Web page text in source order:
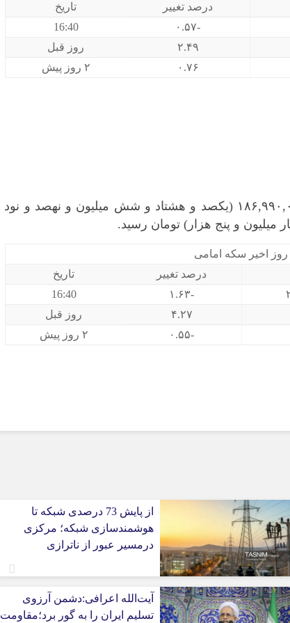
درصد تغییر
تاریخ
-۰.۵۷
16:40
۲.۴۹
روز قبل
۰.۷۶ ۲ روز پیش
سکه امامی امروز با کاهش ۱.۶۲ درصدی، از ۱۸۶,۹۹۰,۰۰۰ (یکصد و هشتاد و شش میلیون و نهصد و نود
درصد تغییر
تاریخ
-۱.۶۳
16:40
۴.۲۷
روز قبل
-۰.۵۵ ۲ روز پیش
از پایش 73 درصدی شبکه تا
هوشمندسازی شبکه؛ مرکزی
درمسیر عبور از ناترازی
آیت‌الله اعرافی:دشمن آرزوی
تسلیم ایران را به گور برد؛مقاومت